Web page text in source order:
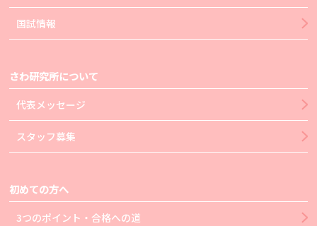
国試情報
さわ研究所について
代表メッセージ
スタッフ募集
初めての方へ
3つのポイント・合格への道